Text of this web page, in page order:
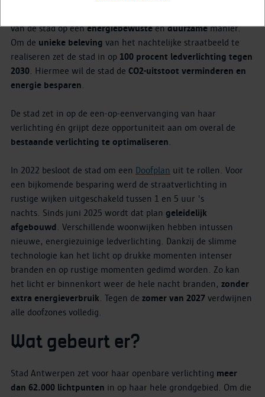
van de stad op eenenergiebewusteenduurzamemanier.
Om de unieke beleving van het nachtelijke straatbeeld te
realiseren zet de stad in op 100 procent ledverlichting tegen
2030. Hiermee wil de stad de CO2-uitstoot verminderen en
energie besparen.
De stad zet in op de een-op-eenvervanging van haar
verlichting én grijpt deze opportuniteit aan om overal de
bestaande verlichting te optimaliseren.
In 2022 besloot de stad om een Doofplan uit te rollen. Voor
een bijkomende besparing werd de straatverlichting in
rustige wijken uitgeschakeld tussen 1 en 5 uur 's
nachts. Sinds juni 2025 wordt dat plan geleidelijk
afgebouwd. Verschillende woonwijken hebben intussen
nieuwe, energiezuinige ledverlichting. Dankzij de slimme
technologie kan het licht op drukke momenten intenser
branden en op rustige momenten gedimd worden. Zo kan
het licht er binnenkort weer de hele nacht branden, zonder
extra energieverbruik. Tegen de zomer van 2027 verdwijnen
alle doofzones volledig.
Wat gebeurt er?
Stad Antwerpen zet voor haar openbare verlichting meer
dan 62.000 lichtpunten in op haar hele grondgebied. Om die